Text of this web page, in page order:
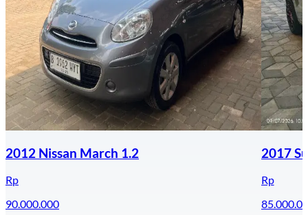
2012 Nissan March 1.2
Rp
90.000.000
2017
Rp